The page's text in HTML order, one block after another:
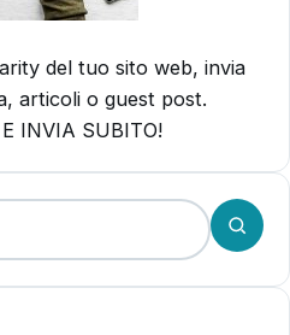
del tuo sito web, invia
articoli o guest post.
INVIA SUBITO!